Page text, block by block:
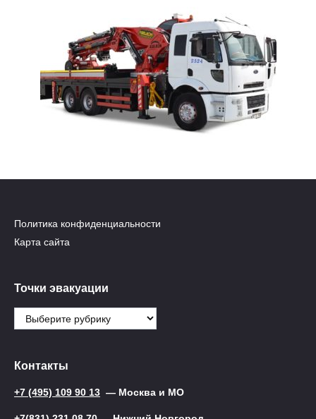
Политика конфиденциальности
Карта сайта
Точки эвакуации
Точки
эвакуации
Контакты
+7 (495) 109 90 13 — Москва и МО